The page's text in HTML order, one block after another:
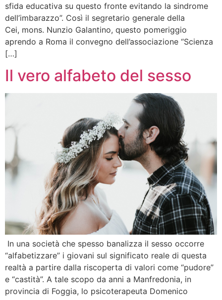
sfida educativa su questo fronte evitando la sindrome
dell’imbarazzo”. Così il segretario generale della
Cei, mons. Nunzio Galantino, questo pomeriggio
aprendo a Roma il convegno dell’associazione “Scienza
[…]
Il vero alfabeto del sesso
In una società che spesso banalizza il sesso occorre
“alfabetizzare” i giovani sul significato reale di questa
realtà a partire dalla riscoperta di valori come “pudore”
e “castità”. A tale scopo da anni a Manfredonia, in
provincia di Foggia, lo psicoterapeuta Domenico